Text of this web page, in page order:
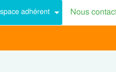
adhérent Nous